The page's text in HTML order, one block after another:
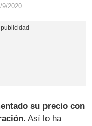
2020
su precio con
. Así lo ha